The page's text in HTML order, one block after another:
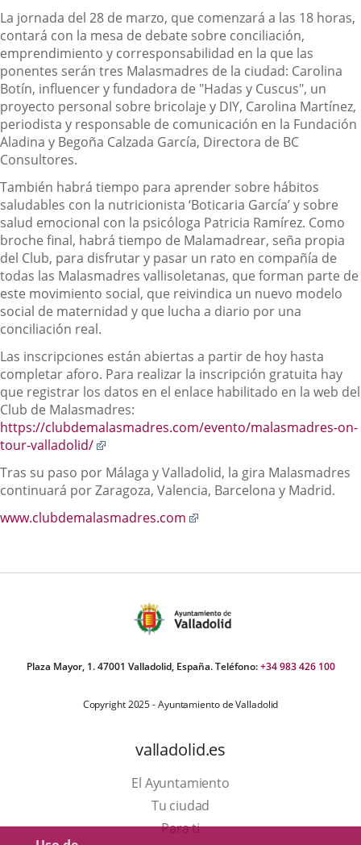
La jornada del 28 de marzo, que comenzará a las 18 horas,
contará con la mesa de debate sobre conciliación,
emprendimiento y corresponsabilidad en la que las
ponentes serán tres Malasmadres de la ciudad: Carolina
Botín, influencer y fundadora de "Hadas y Cuscus", un
proyecto personal sobre bricolaje y DIY, Carolina Martínez,
periodista y responsable de comunicación en la Fundación
Aladina y Begoña Calzada García, Directora de BC
Consultores.
También habrá tiempo para aprender sobre hábitos
saludables con la nutricionista ‘Boticaria García’ y sobre
salud emocional con la psicóloga Patricia Ramírez. Como
broche final, habrá tiempo de Malamadrear, seña propia
del Club, para disfrutar y pasar un rato en compañía de
todas las Malasmadres vallisoletanas, que forman parte de
este movimiento social, que reivindica un nuevo modelo
social de maternidad y que lucha a diario por una
conciliación real.
Las inscripciones están abiertas a partir de hoy hasta
completar aforo. Para realizar la inscripción gratuita hay
que registrar los datos en el enlace habilitado en la web del
Club de Malasmadres:
https://clubdemalasmadres.com/evento/malasmadres-on-
tour-valladolid/
una
aplicación
externa.
Tras su paso por Málaga y Valladolid, la gira Malasmadres
continuará por Zaragoza, Valencia, Barcelona y Madrid.
www.clubdemalasmadres.com
aplicación
Plaza Mayor, 1. 47001 Valladolid, España. Teléfono:+34 983 426 100
Copyright 2025 - Ayuntamiento de Valladolid
valladolid.es
El Ayuntamiento
Tu ciudad
Para ti